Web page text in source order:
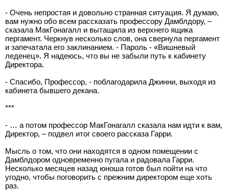
- Очень непростая и довольно странная ситуация. Я думаю,
вам нужно обо всем рассказать профессору Дамблдору, –
сказала МакГонагалл и вытащила из верхнего ящика
пергамент. Черкнув несколько слов, она свернула пергамент
и запечатала его заклинанием. - Пароль - «Вишневый
леденец». Я надеюсь, что вы не забыли путь к кабинету
Директора.
- Спасибо, Профессор, - поблагодарила Джинни, выходя из
кабинета бывшего декана.
***
- … а потом профессор МакГонагалл сказала нам идти к вам,
Директор, – подвел итог своего рассказа Гарри.
Мысль о том, что они находятся в одном помещении с
Дамблдором одновременно пугала и радовала Гарри.
Несколько месяцев назад юноша готов был пойти на что
угодно, чтобы поговорить с прежним директором еще хоть
раз.